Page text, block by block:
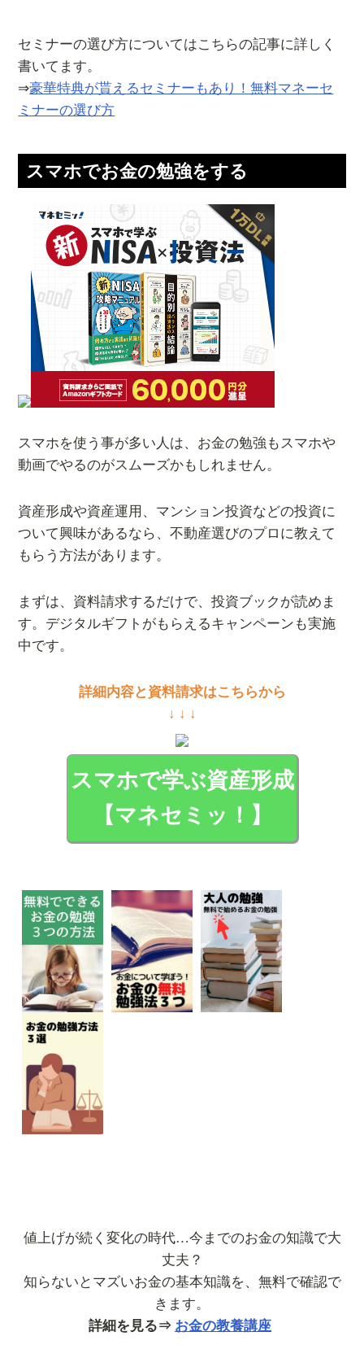
セミナーの選び方についてはこちらの記事に詳しく
書いてます。
⇒豪華特典が貰えるセミナーもあり！無料マネーセ
ミナーの選び方
スマホでお金の勉強をする
スマホを使う事が多い人は、お金の勉強もスマホや
動画でやるのがスムーズかもしれません。
資産形成や資産運用、マンション投資などの投資に
ついて興味があるなら、不動産選びのプロに教えて
もらう方法があります。
まずは、資料請求するだけで、投資ブックが読めま
す。デジタルギフトがもらえるキャンペーンも実施
中です。
詳細内容と資料請求はこちらから
↓ ↓ ↓
スマホで学ぶ資産形成
【マネセミッ！】
値上げが続く変化の時代…今までのお金の知識で大
丈夫？
知らないとマズいお金の基本知識を、無料で確認で
きます。
詳細を見る⇒ お金の教養講座